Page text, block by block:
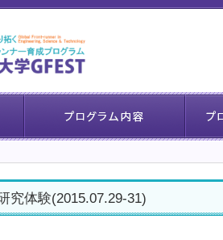
究体験(2015.07.29-31)